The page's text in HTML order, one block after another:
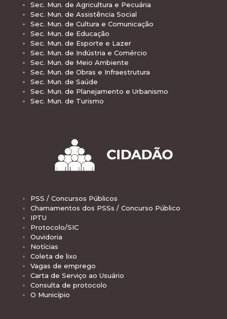
Sec. Mun. de Agricultura e Pecuária
Sec. Mun. de Assistência Social
Sec. Mun. de Cultura e Comunicação
Sec. Mun. de Educação
Sec. Mun. de Esporte e Lazer
Sec. Mun. de Indústria e Comércio
Sec. Mun. de Meio Ambiente
Sec. Mun. de Obras e Infraestrutura
Sec. Mun. de Saúde
Sec. Mun. de Planejamento e Urbanismo
Sec. Mun. de Turismo
PSS / Concursos Públicos
Chamamentos dos PSSs / Concurso Público
IPTU
Protocolo/SIC
Ouvidoria
Notícias
Coleta de lixo
Vagas de emprego
Carta de Serviço ao Usuário
Consulta de protocolo
O Município